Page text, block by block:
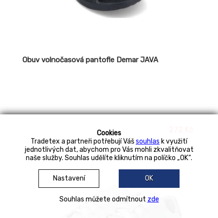
Cookies
Tradetex a partneři potřebují Vášsouhlas k využití
jednotlivých dat, abychom pro Vás mohli zkvalitňovat
naše služby. Souhlas udělíte kliknutím na políčko „OK“.
Nastavení OK
Souhlas můžete odmítnout zde
Obuv volnočasová pantofle Demar JAVA